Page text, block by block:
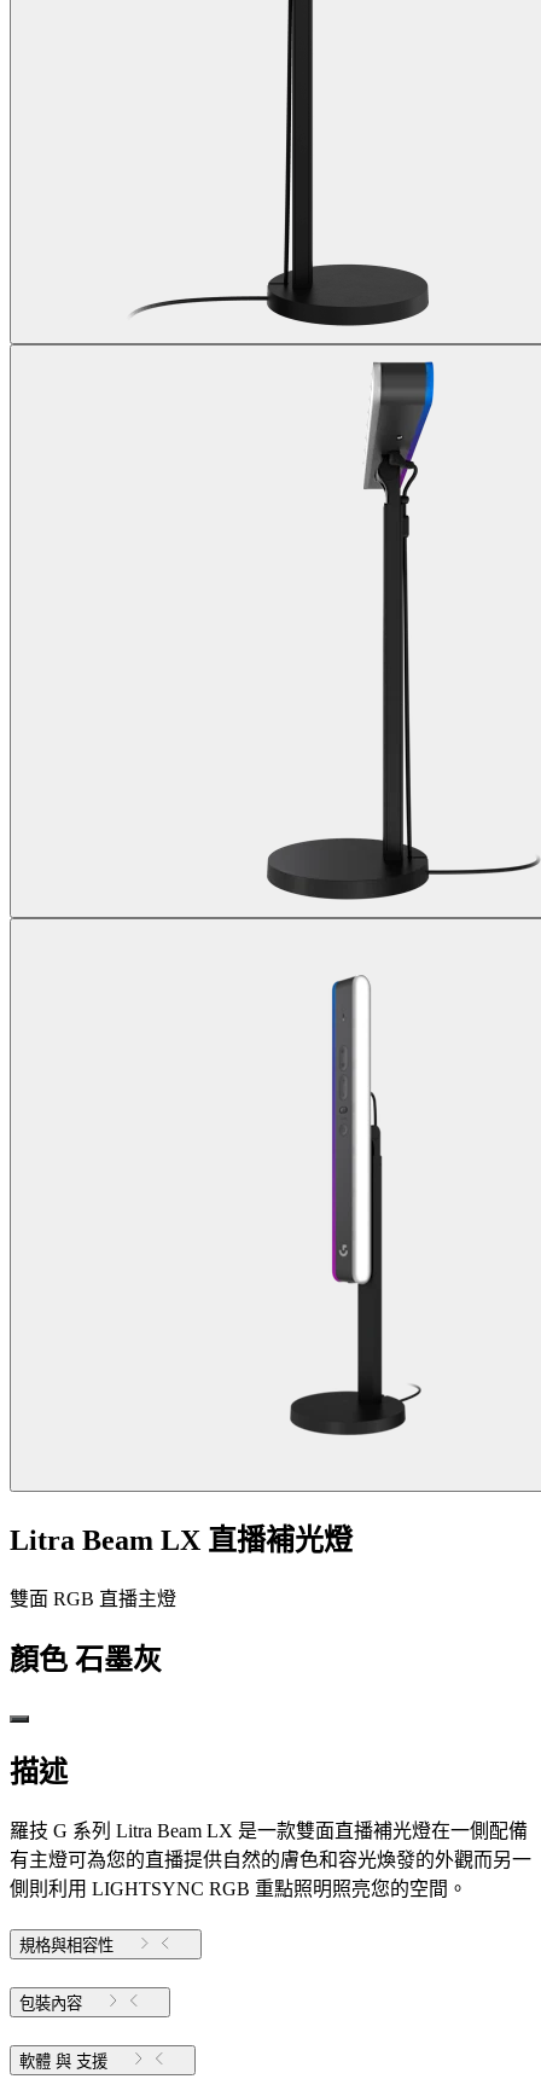
Litra Beam LX 直播補光燈
雙面 RGB 直播主燈
顏色 石墨灰
描述
羅技 G 系列 Litra Beam LX 是一款雙面直播補光燈在一側配備
有主燈可為您的直播提供自然的膚色和容光煥發的外觀而另一
側則利用 LIGHTSYNC RGB 重點照明照亮您的空間。
規格與相容性
包裝內容
軟體 與 支援